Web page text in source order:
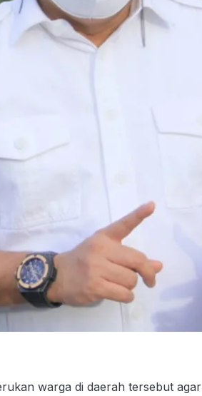
warga di daerah tersebut agar